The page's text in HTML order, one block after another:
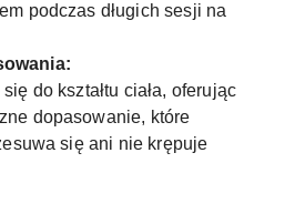
podczas długich sesji na
do kształtu ciała, oferując
dopasowanie, które
się ani nie krępuje